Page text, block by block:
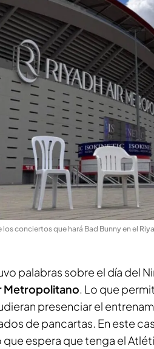
los conciertos que hará Bad Bunny en el
palabras sobre el día del
Metropolitano. Lo que
presenciar el
de pancartas. En este
que espera que tenga el